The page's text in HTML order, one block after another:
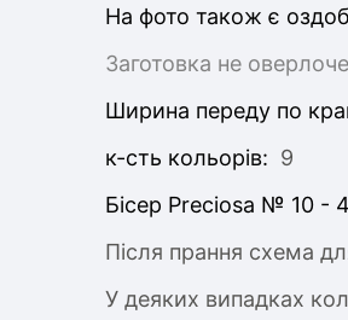
На фото також є
Заготовка не
Ширина переду по
к-сть кольорів: 9
Бісер Preciosa № 10 -
Після прання схема
У деяких випадках